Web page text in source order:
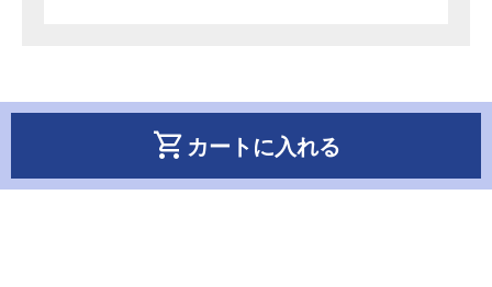
shopping_cart カートに入れる